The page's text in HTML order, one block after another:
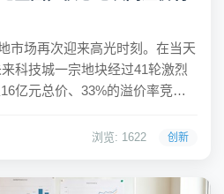
市场再次迎来高光时刻。在当天
科技城一宗地块经过41轮激烈
亿元总价、33%的溢价率竞
11幅地块溢价率超过30%，在
浏览: 1622 创新